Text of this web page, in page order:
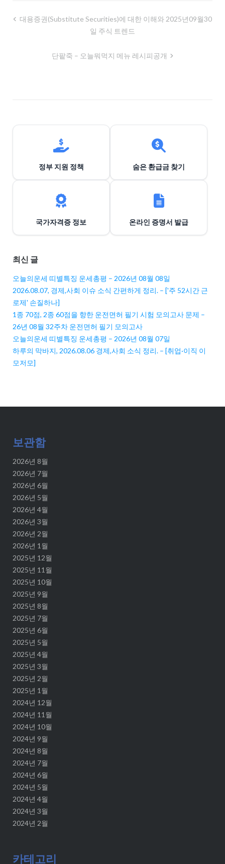
글대용증권(substitute Securities)에 대한 이해와 2025년09월30
일 주식 트렌드
단팥죽 – 오늘뭐먹지 메뉴 레시피공개
정부 지원 정책 숨은 환급금 찾기
국가자격증 정보 온라인 증명서 발급
최신 글
오늘의운세 띠별특징 운세총평 – 2026년 08월 08일
2026.08.07, 경제,사회 이슈 소식 간편하게 정리. – ['주 52시간 근
로제' 손질하나]
1종 70점, 2종 60점을 향한 운전면허 필기 시험 모의고사 문제 –
26년 08월 32주차 운전면허 필기 모의고사
오늘의운세 띠별특징 운세총평 – 2026년 08월 07일
하루의 막바지, 2026.08.06 경제,사회 소식 정리. – [취업·이직 이
모저모]
보관함
2026년 8월
2026년 7월
2026년 6월
2026년 5월
2026년 4월
2026년 3월
2026년 2월
2026년 1월
2025년 12월
2025년 11월
2025년 10월
2025년 9월
2025년 8월
2025년 7월
2025년 6월
2025년 5월
2025년 4월
2025년 3월
2025년 2월
2025년 1월
2024년 12월
2024년 11월
2024년 10월
2024년 9월
2024년 8월
2024년 7월
2024년 6월
2024년 5월
2024년 4월
2024년 3월
2024년 2월
카테고리